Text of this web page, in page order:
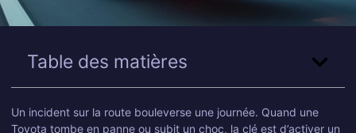
Table des matières
Un incident sur la route bouleverse une journée. Quand une
Toyota tombe en panne ou subit un choc, la clé est d’activer un